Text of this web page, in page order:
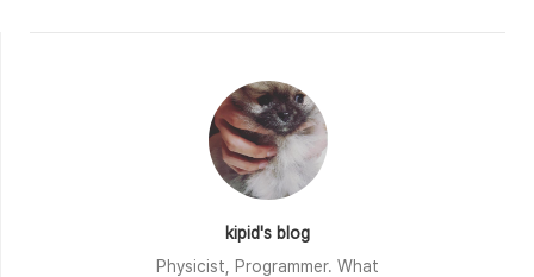
kipid's blog
Physicist, Programmer. What